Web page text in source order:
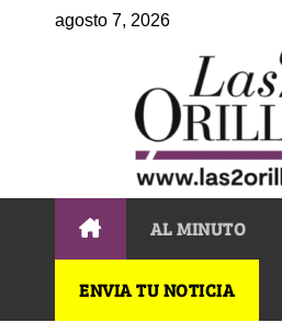
agosto 7, 2026
AL MINUTO
ENVIA TU NOTICIA